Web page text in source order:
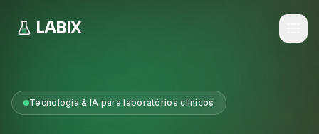
LABIX
Tecnologia & IA para laboratórios clínicos